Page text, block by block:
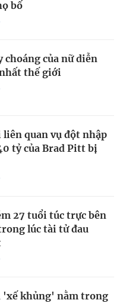
bố
choáng của nữ diễn
thế giới
liên quan vụ đột nhập
tỷ của Brad Pitt bị
27 tuổi túc trực bên
lúc tài tử đau
'xế khủng' nằm trong